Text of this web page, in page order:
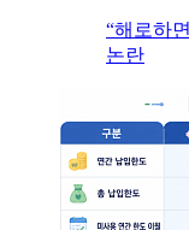
“해로하
논란